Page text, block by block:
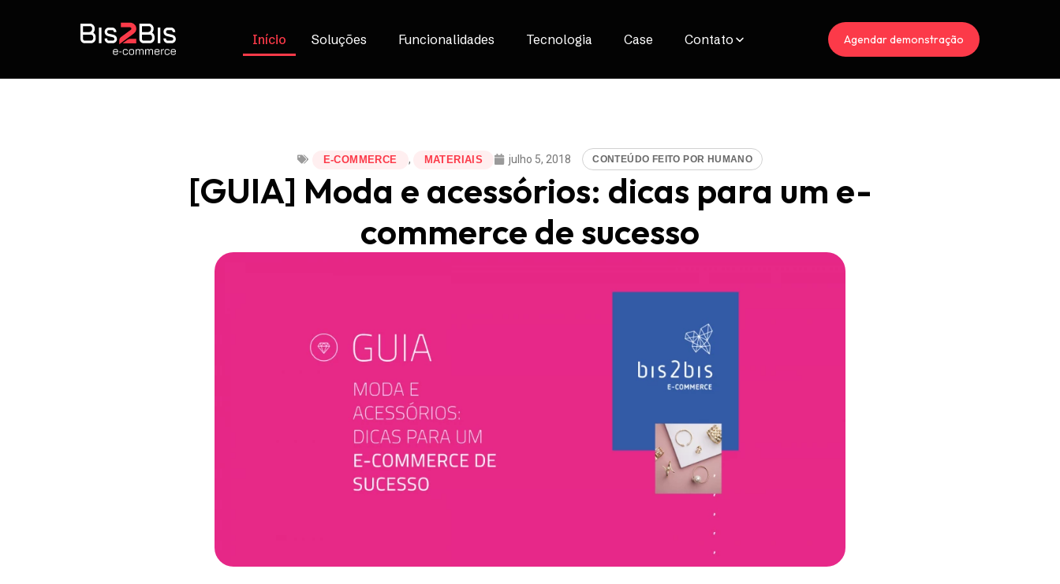
Início Soluções Funcionalidades Tecnologia Case Contato Agendar demonstração
E-COMMERCE , MATERIAIS julho 5, 2018 CONTEÚDO FEITO POR HUMANO
[GUIA] Moda e acessórios: dicas para um e-
commerce de sucesso